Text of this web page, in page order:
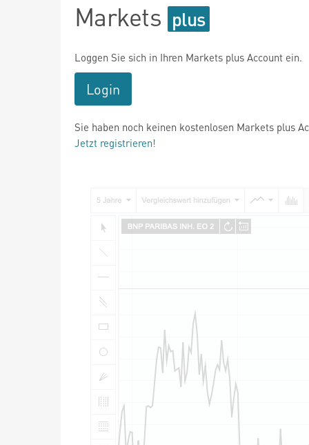
Markets
Loggen Sie sich in Ihren Markets plus Account ein.
Login
Sie haben noch keinen kostenlosen Markets plus
Jetzt registrieren!